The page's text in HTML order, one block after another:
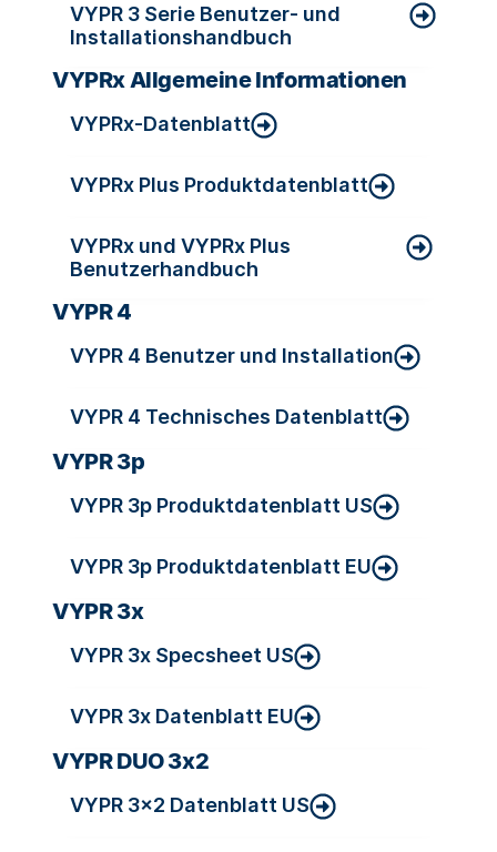
VYPR 3 Serie Benutzer- und
Installationshandbuch
VYPRx Allgemeine Informationen
VYPRx-Datenblatt
VYPRx Plus Produktdatenblatt
VYPRx und VYPRx Plus
Benutzerhandbuch
VYPR 4
VYPR 4 Benutzer und Installation
VYPR 4 Technisches Datenblatt
VYPR 3p
VYPR 3p Produktdatenblatt US
VYPR 3p Produktdatenblatt EU
VYPR 3x
VYPR 3x Specsheet US
VYPR 3x Datenblatt EU
VYPR DUO 3x2
VYPR 3×2 Datenblatt US